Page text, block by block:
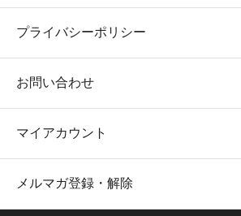
プライバシーポリシー
お問い合わせ
マイアカウント
メルマガ登録・解除